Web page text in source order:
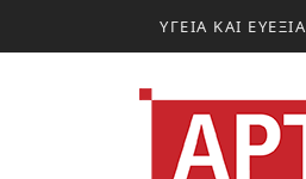
ΥΓΕΙΑ ΚΑΙ ΕΥΕΞΙΑ